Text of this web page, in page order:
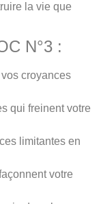
la vie que
N°3 :
vos croyances
qui freinent votre
limitantes en
votre